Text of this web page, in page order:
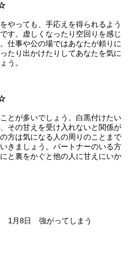
やっても、手応えを得られるよう
す。虚しくなったり空回りを感じ
仕事や公の場ではあなたが頼りに
たり出かけたりしてあなたを気に
う。
とが多いでしょう。白黒付けたい
その甘えを受け入れないと関係が
方は気になる人の周りのことまで
きましょう。パートナーのいる方
と裏をかぐと他の人に甘えにいか
月8日 強がってしまう